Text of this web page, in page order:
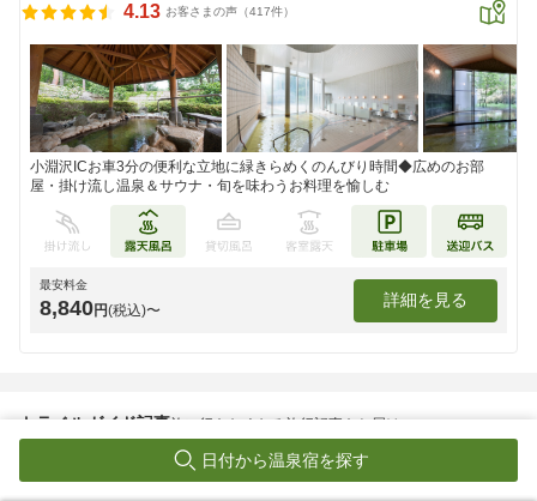
4.13 お客さまの声（417件）
小淵沢ICお車3分の便利な立地に緑きらめくのんびり時間◆広めのお部
屋・掛け流し温泉＆サウナ・旬を味わうお料理を愉しむ
最安料金
8,840円(税込)〜
詳細を見る
トラベルガイド記事旅に行きたくなる旅行記事をお届け
日付から温泉宿を探す